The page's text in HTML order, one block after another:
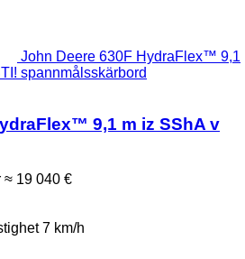
John Deere 630F HydraFlex™ 9,1
spannmålsskärbord
9,1 m iz SShA v
≈ 19 040 €
7 km/h